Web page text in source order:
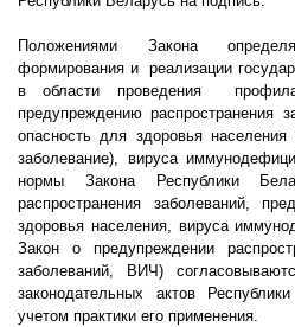
Положениями Закона
формирования и
реализации
в области проведения
предупреждению распространения
опасность для здоровья
заболевание), вируса
нормы Закона Республики
распространения заболеваний,
здоровья населения, вируса
Закон о предупреждении
заболеваний, ВИЧ)
законодательных актов
учетом практики его применения.